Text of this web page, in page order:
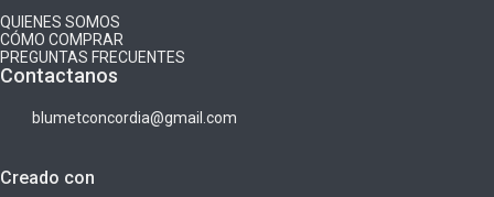
QUIENES SOMOS
CÓMO COMPRAR
PREGUNTAS FRECUENTES
Contactanos
blumetconcordia@gmail.com
Creado con